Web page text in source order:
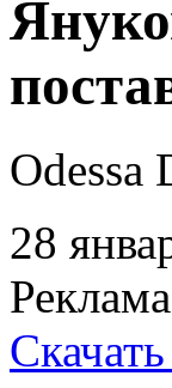
Odessa
28
Реклама